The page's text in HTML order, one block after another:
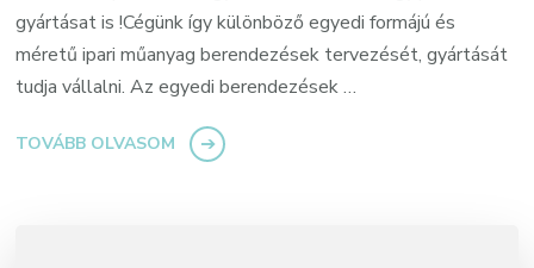
gyártásat is !Cégünk így különböző egyedi formájú és
méretű ipari műanyag berendezések tervezését, gyártását
tudja vállalni. Az egyedi berendezések …
TOVÁBB OLVASOM